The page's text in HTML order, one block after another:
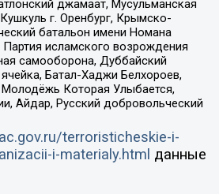
джамаат, Мусульманская
г. Оренбург, Крымско-
батальон имени Номана
исламского возрождения
самооборона, Дуббайский
Батал-Хаджи Белхороев,
Которая Улыбается,
Айдар, Русский добровольческий
terroristicheskie-i-
i-materialy.html данные